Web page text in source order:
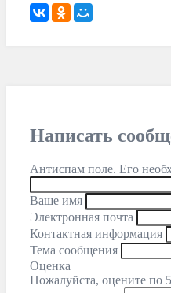
Написать
Антиспам поле. Его
Ваше имя
Электронная почта
Контактная информация
Тема сообщения
Оценка
Пожалуйста, оцените по